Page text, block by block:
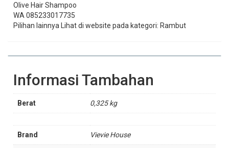
Olive Hair Shampoo
WA 085233017735
Pilihan lainnya Lihat di website pada kategori: Rambut
Informasi Tambahan
Berat 0,325 kg
Brand Vievie House